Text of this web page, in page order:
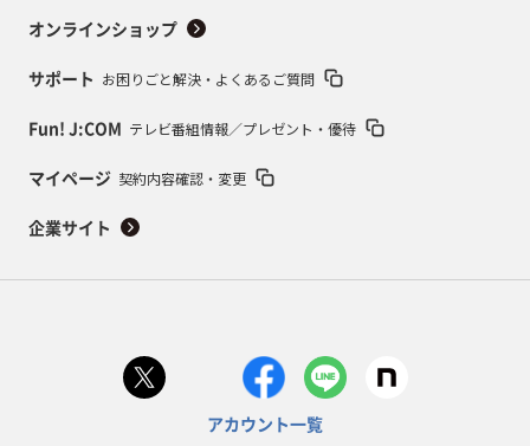
オンラインショップ
サポート お困りごと解決・よくあるご質問
Fun! J:COM テレビ番組情報／プレゼント・優待
マイページ 契約内容確認・変更
企業サイト
アカウント一覧